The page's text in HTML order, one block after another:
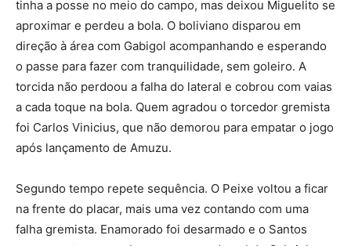
tinha a posse no meio do campo, mas deixou Miguelito se
aproximar e perdeu a bola. O boliviano disparou em
direção à área com Gabigol acompanhando e esperando
o passe para fazer com tranquilidade, sem goleiro. A
torcida não perdoou a falha do lateral e cobrou com vaias
a cada toque na bola. Quem agradou o torcedor gremista
foi Carlos Vinicius, que não demorou para empatar o jogo
após lançamento de Amuzu.
Segundo tempo repete sequência. O Peixe voltou a ficar
na frente do placar, mais uma vez contando com uma
falha gremista. Enamorado foi desarmado e o Santos